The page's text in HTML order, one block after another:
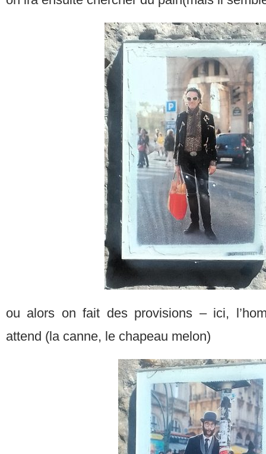
ou alors on fait des provisions – ici,
attend (la canne, le chapeau melon)